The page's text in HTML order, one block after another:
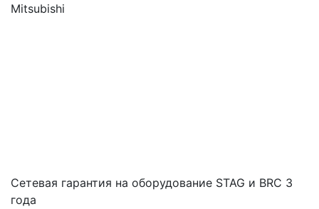
Mitsubishi
Cетевая гарантия на оборудование STAG и BRC 3
года